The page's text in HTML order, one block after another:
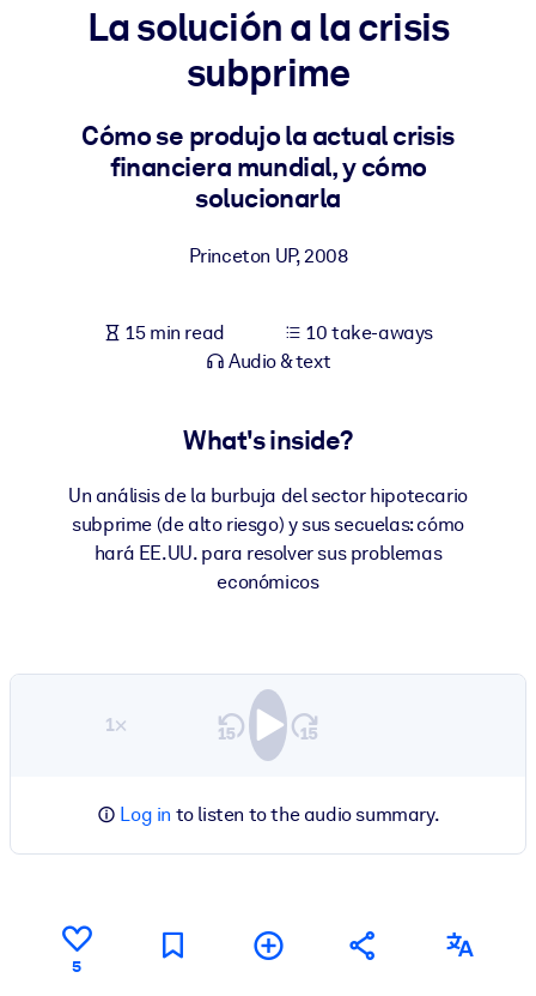
Bring bite-sized, verified knowledge into your LMS/LXP for
learning results.
For Corporate Libraries
Fuel your AI systems with reliable, structured knowledge to
La solución a la crisis
subprime
Cómo se produjo la actual crisis
financiera mundial, y cómo
solucionarla
Princeton UP,2008
15 min read
10 take-aways
Audio & text
What's inside?
Un análisis de la burbuja del sector hipotecario
subprime (de alto riesgo) y sus secuelas: cómo
hará EE.UU. para resolver sus problemas
económicos
1×
Log in to listen to the audio summary.
5